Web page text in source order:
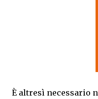
È altresì necessario